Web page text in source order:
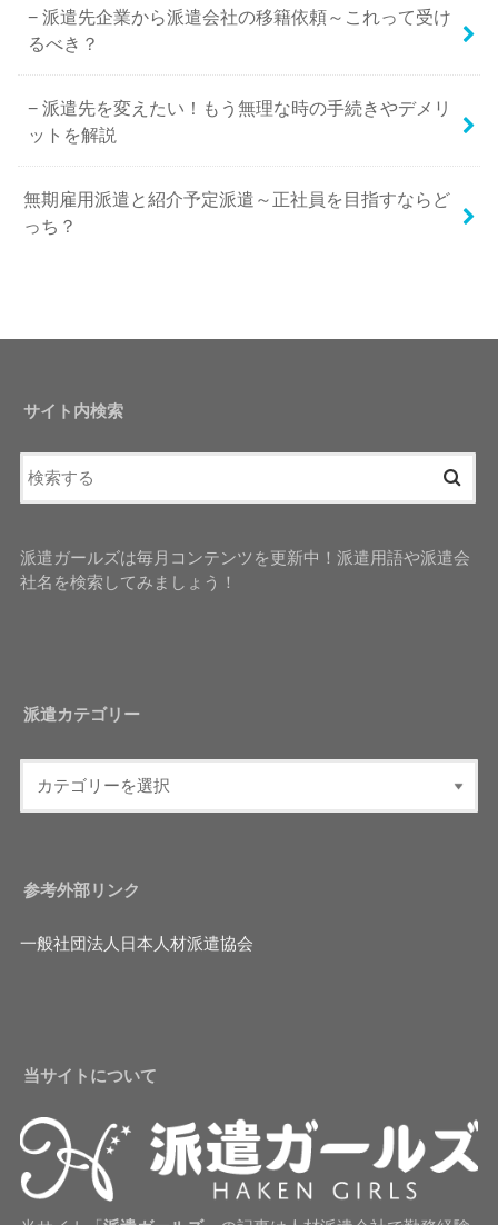
派遣先企業から派遣会社の移籍依頼～これって受け
るべき？
派遣先を変えたい！もう無理な時の手続きやデメリ
ットを解説
無期雇用派遣と紹介予定派遣～正社員を目指すならど
っち？
サイト内検索
派遣ガールズは毎月コンテンツを更新中！派遣用語や派遣会
社名を検索してみましょう！
派遣カテゴリー
参考外部リンク
一般社団法人日本人材派遣協会
当サイトについて